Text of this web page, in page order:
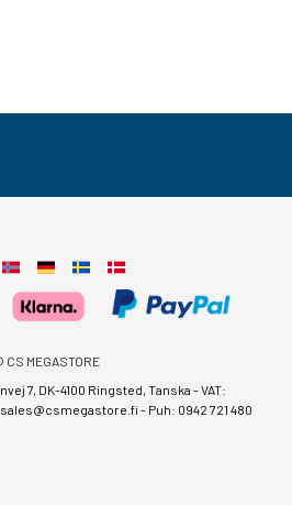
CS MEGASTORE
7, DK-4100 Ringsted, Tanska - VAT:
sales@csmegastore.fi- Puh: 0942 721 480